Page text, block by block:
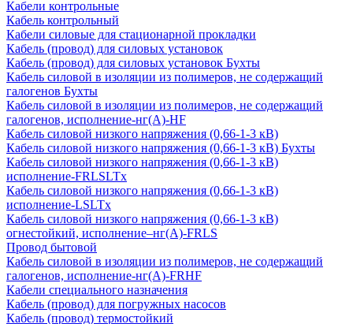
Кабели контрольные
Кабель контрольный
Кабели силовые для стационарной прокладки
Кабель (провод) для силовых установок
Кабель (провод) для силовых установок Бухты
Кабель силовой в изоляции из полимеров, не содержащий
галогенов Бухты
Кабель силовой в изоляции из полимеров, не содержащий
галогенов, исполнение-нг(А)-HF
Кабель силовой низкого напряжения (0,66-1-3 кВ)
Кабель силовой низкого напряжения (0,66-1-3 кВ) Бухты
Кабель силовой низкого напряжения (0,66-1-3 кВ)
исполнение-FRLSLTx
Кабель силовой низкого напряжения (0,66-1-3 кВ)
исполнение-LSLTx
Кабель силовой низкого напряжения (0,66-1-3 кВ)
огнестойкий, исполнение–нг(А)-FRLS
Провод бытовой
Кабель силовой в изоляции из полимеров, не содержащий
галогенов, исполнение-нг(А)-FRHF
Кабели специального назначения
Кабель (провод) для погружных насосов
Кабель (провод) термостойкий